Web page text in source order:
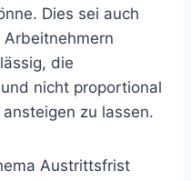
Dies sei auch
die
nicht proportional
zu lassen.
Austrittsfrist